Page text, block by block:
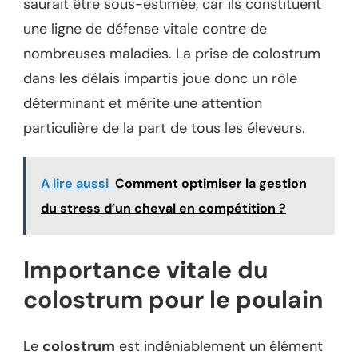
saurait être sous-estimée, car ils constituent
une ligne de défense vitale contre de
nombreuses maladies. La prise de colostrum
dans les délais impartis joue donc un rôle
déterminant et mérite une attention
particulière de la part de tous les éleveurs.
A lire aussi Comment optimiser la gestion
du stress d’un cheval en compétition ?
Importance vitale du
colostrum pour le poulain
Le colostrum est indéniablement un élément